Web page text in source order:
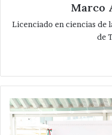
Marco
Licenciado en ciencias de
de
Feria
de
Puebla